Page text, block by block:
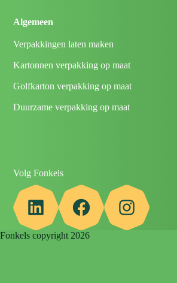
Algemeen
Verpakkingen laten maken
Kartonnen verpakking op maat
Golfkarton verpakking op maat
Duurzame verpakking op maat
Volg Fonkels
LinkedInFacebookInstagram
Fonkels copyright 2026